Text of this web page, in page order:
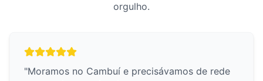
orgulho.
"Moramos no Cambuí e precisávamos de rede